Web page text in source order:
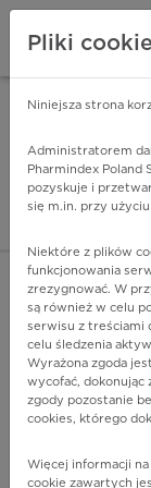
O26 - Opieka
głównie z ciążą
Więcej na
Pliki
Niniejsza strona
Administratorem
Pharmindex Poland
pozyskuje i
się m.in. przy
Niektóre z plików
funkcjonowania
zrezygnować. W
są również w celu
serwisu z treściami
celu śledzenia
Wyrażona zgoda
wycofać, dokonując
zgody pozostanie
cookies, którego
Więcej informacji
cookie zawartych
ZA